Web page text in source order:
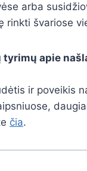
arba
rinkti švariose
tyrimų apie
ir poveikis
čia.